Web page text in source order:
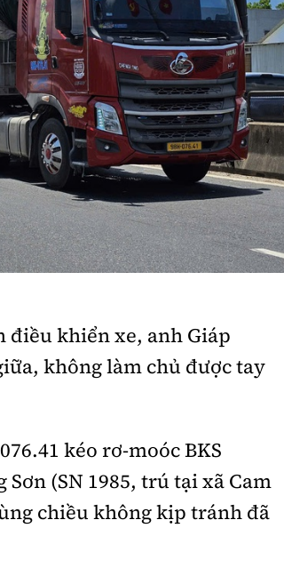
luận
trường sao
độ thể thao
Sản phẩm mới
AI
Tư vấn
sự
phá
giao thông
kính xây dựng
trí - Thể thao
điều khiển xe, anh Giáp
không làm chủ được tay
kéo rơ-moóc BKS
Sơn (SN 1985, trú tại xã Cam
chiều không kịp tránh đã